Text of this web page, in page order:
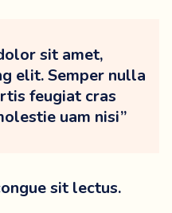
sit amet,
elit. Semper nulla
feugiat cras
uam nisi”
sit lectus.